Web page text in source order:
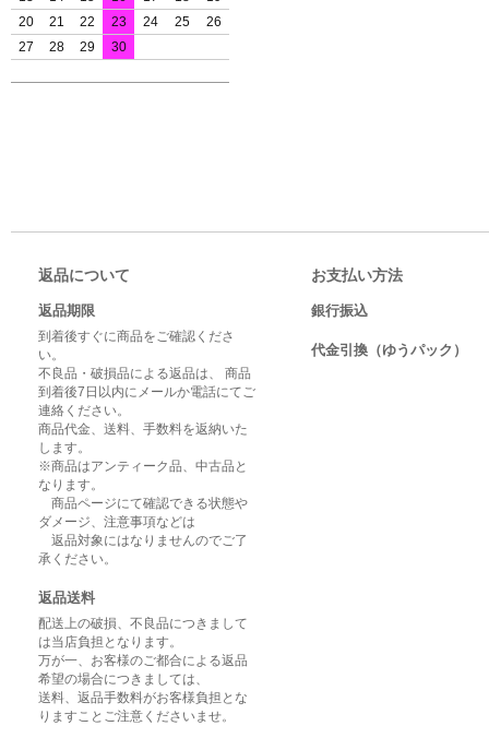
20
21 22 23 24 25
26
27
28 29 30
返品について
返品期限
到着後すぐに商品をご確認くださ
い。
不良品・破損品による返品は、 商品
到着後7日以内にメールか電話にてご
連絡ください。
商品代金、送料、手数料を返納いた
します。
※商品はアンティーク品、中古品と
なります。
商品ページにて確認できる状態や
ダメージ、注意事項などは
返品対象にはなりませんのでご了
承ください。
返品送料
配送上の破損、不良品につきまして
は当店負担となります。
万が一、お客様のご都合による返品
希望の場合につきましては、
送料、返品手数料がお客様負担とな
りますことご注意くださいませ。
お支払い方法
銀行振込
代金引換（ゆうパック）